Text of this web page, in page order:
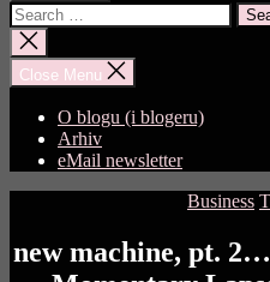
Search
for:
Close
search
Close Menu
O blogu (i blogeru)
Arhiv
eMail newsletter
Business
new machine, pt.